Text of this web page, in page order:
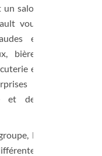
salon
vous
et
bières
et
;
et des
le